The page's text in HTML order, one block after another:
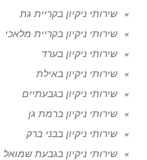
שירותי ניקיון בקריית גת
שירותי ניקיון בקריית מלאכי
שירותי ניקיון בערד
שירותי ניקיון באילת
שירותי ניקיון בגבעתיים
שירותי ניקיון ברמת גן
שירותי ניקיון בבני ברק
שירותי ניקיון בגבעת שמואל